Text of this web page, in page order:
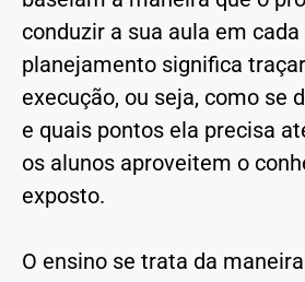
conduzir a sua aula em
planejamento significa
execução, ou seja, como se
e quais pontos ela precisa
os alunos aproveitem o
exposto.
O ensino se trata da